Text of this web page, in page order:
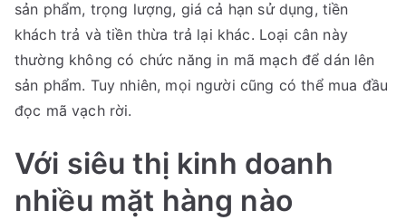
sản phẩm, trọng lượng, giá cả hạn sử dụng, tiền
khách trả và tiền thừa trả lại khác. Loại cân này
thường không có chức năng in mã mạch để dán lên
sản phẩm. Tuy nhiên, mọi người cũng có thể mua đầu
đọc mã vạch rời.
Với siêu thị kinh doanh
nhiều mặt hàng nào